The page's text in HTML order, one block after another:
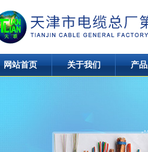
网站首页 关于我们 产